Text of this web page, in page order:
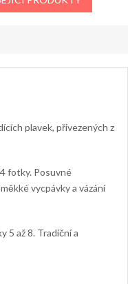
plavek, přivezených z
fotky. Posuvné
vycpávky a vázání
5 až 8. Tradiční a